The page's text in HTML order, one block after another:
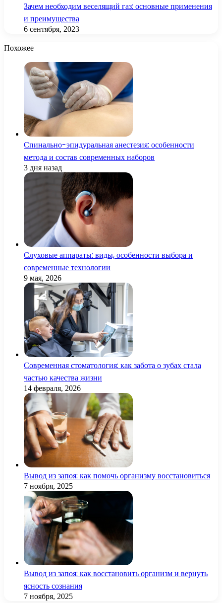
Зачем необходим веселящий газ: основные применения
и преимущества
6 сентября, 2023
Похожее
Спинально-эпидуральная анестезия: особенности
метода и состав современных наборов
3 дня назад
Слуховые аппараты: виды, особенности выбора и
современные технологии
9 мая, 2026
Современная стоматология: как забота о зубах стала
частью качества жизни
14 февраля, 2026
Вывод из запоя: как помочь организму восстановиться
7 ноября, 2025
Вывод из запоя: как восстановить организм и вернуть
ясность сознания
7 ноября, 2025